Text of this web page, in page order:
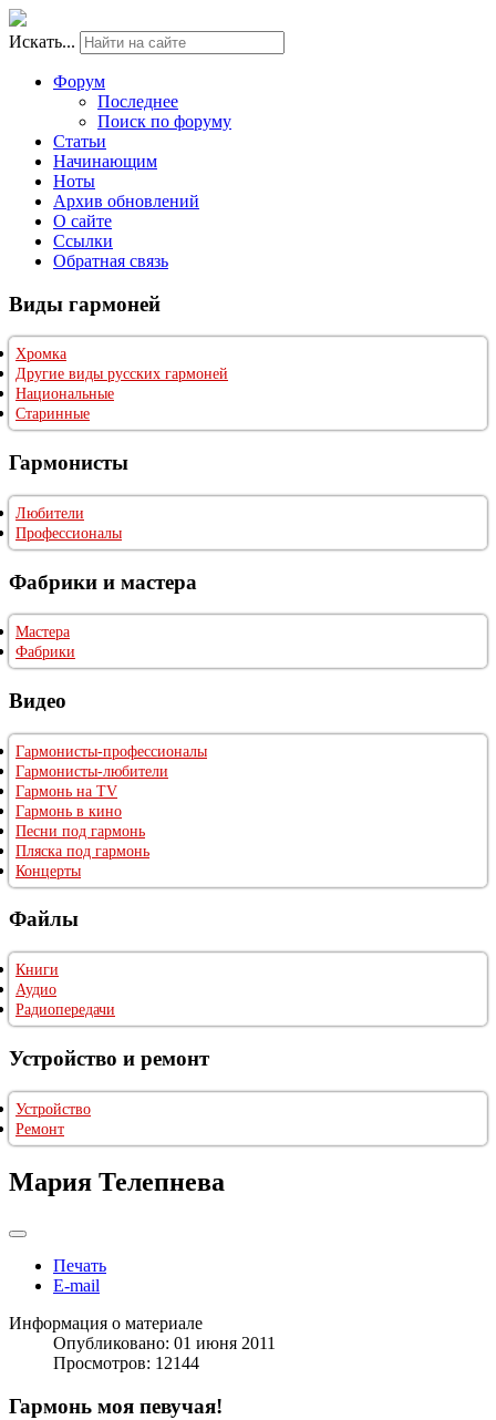
Искать...
Форум
Последнее
Поиск по форуму
Статьи
Начинающим
Ноты
Архив обновлений
О сайте
Ссылки
Обратная связь
Виды гармоней
Хромка
Другие виды русских гармоней
Национальные
Старинные
Гармонисты
Любители
Профессионалы
Фабрики и мастера
Мастера
Фабрики
Видео
Гармонисты-профессионалы
Гармонисты-любители
Гармонь на TV
Гармонь в кино
Песни под гармонь
Пляска под гармонь
Концерты
Файлы
Книги
Аудио
Радиопередачи
Устройство и ремонт
Устройство
Ремонт
Мария Телепнева
Печать
E-mail
Информация о материале
Опубликовано: 01 июня 2011
Просмотров: 12144
Гармонь моя певучая!